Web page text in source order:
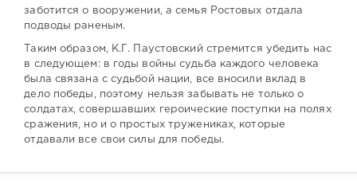
заботится о вооружении, а семья Ростовых отдала
подводы раненым.
Таким образом, К.Г. Паустовский стремится убедить нас
в следующем: в годы войны судьба каждого человека
была связана с судьбой нации, все вносили вклад в
дело победы, поэтому нельзя забывать не только о
солдатах, совершавших героические поступки на полях
сражения, но и о простых тружениках, которые
отдавали все свои силы для победы.